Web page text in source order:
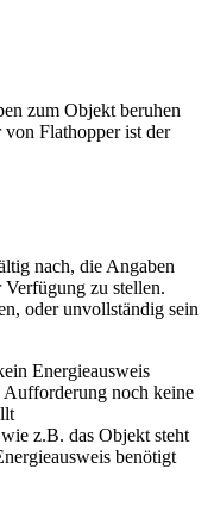
zum Objekt beruhen
Flathopper ist der
nach, die Angaben
zu stellen.
oder unvollständig sein
Energieausweis
Aufforderung noch keine
z.B. das Objekt steht
benötigt